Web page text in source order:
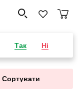
Так Ні
Сортувати